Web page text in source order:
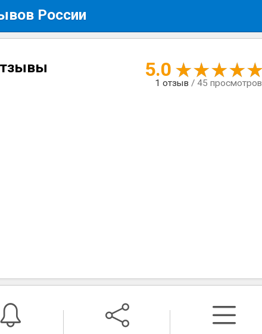
России
5.0
1 отзыв/ 45 просмотров